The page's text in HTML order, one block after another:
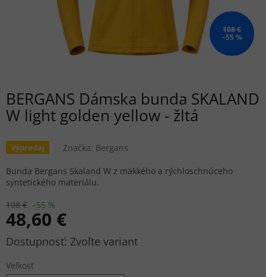
108 €
–55 %
BERGANS Dámska bunda SKALAND
W light golden yellow - žltá
Výpredaj Značka: Bergans
108 € –55 %
48,60 €
Jednotková
Zvoľte variant
Veľkosť
Bunda Bergans Skaland W z mäkkého a rýchloschnúceho
syntetického materiálu.